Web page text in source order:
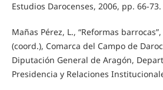
Estudios Darocenses, 2006, pp. 66-73.
Mañas Pérez, L., “Reformas
(coord.), Comarca del Campo de
Diputación General de Aragón,
Presidencia y Relaciones